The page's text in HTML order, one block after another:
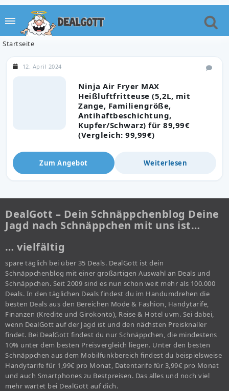
Startseite
Ninja Air Fryer MAX
Heißluftfritteuse (5,2L, mit
Zange, Familiengröße,
Antihaftbeschichtung,
Kupfer/Schwarz) für 89,99€
(Vergleich: 99,99€)
12. April 2024
Zum Angebot Weiterlesen
DealGott – Dein Schnäppchenblog Deine
Jagd nach Schnäppchen mit uns ist…
… vielfältig
spare täglich bei über 35 Deals. DealGott ist dein
Schnäppchenblog mit einer großartigen Auswahl an Deals und
Schnäppchen. Seit 2009 sind es nun schon weit mehr als 100.000
Deals. In den täglichen Deals findest du im Handumdrehen die
besten Deals aus den Bereichen Mode & Fashion, Handytarife,
Finanzen (Kredite und Girokonto), Reise & Hotel uvm. Sei dabei,
wenn DealGott auf der Jagd ist und den nächsten Preisknaller
findet. Bei DealGott findest du nur Schnäppchen, die mindestens
10% unter dem besten Preisvergleich liegen. Unter den besten
Schnäppchen aus dem Mobilfunkbereich findest du beispielsweise
Handytarife für 1,99€ pro Monat, Datentarife für 3,99€ pro Monat
und auch Smartphones zu Bestpreisen. Das alles und noch viel
mehr wartet bei DealGott auf dich.